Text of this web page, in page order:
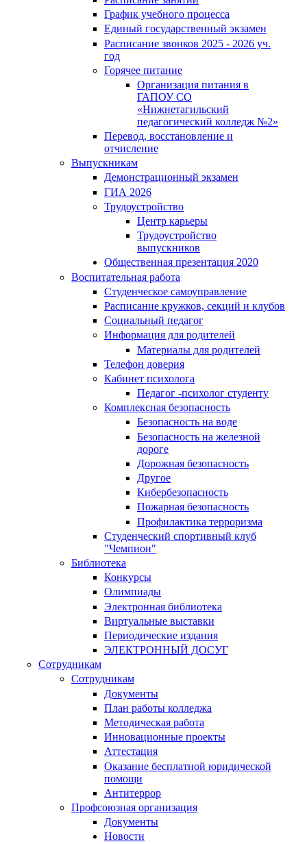
График учебного процесса
Единый государственный экзамен
Расписание звонков 2025 - 2026 уч.
год
Горячее питание
Организация питания в
ГАПОУ СО
«Нижнетагильский
педагогический колледж №2»
Перевод, восстановление и
отчисление
Выпускникам
Демонстрационный экзамен
ГИА 2026
Трудоустройство
Центр карьеры
Трудоустройство
выпускников
Общественная презентация 2020
Воспитательная работа
Студенческое самоуправление
Расписание кружков, секций и клубов
Социальный педагог
Информация для родителей
Материалы для родителей
Телефон доверия
Кабинет психолога
Педагог -психолог студенту
Комплексная безопасность
Безопасность на воде
Безопасность на железной
дороге
Дорожная безопасность
Другое
Кибербезопасность
Пожарная безопасность
Профилактика терроризма
Студенческий спортивный клуб
"Чемпион"
Библиотека
Конкурсы
Олимпиады
Электронная библиотека
Виртуальные выставки
Периодические издания
ЭЛЕКТРОННЫЙ ДОСУГ
Сотрудникам
Сотрудникам
Документы
План работы колледжа
Методическая работа
Инновационные проекты
Аттестация
Оказание бесплатной юридической
помощи
Антитеррор
Профсоюзная организация
Документы
Новости